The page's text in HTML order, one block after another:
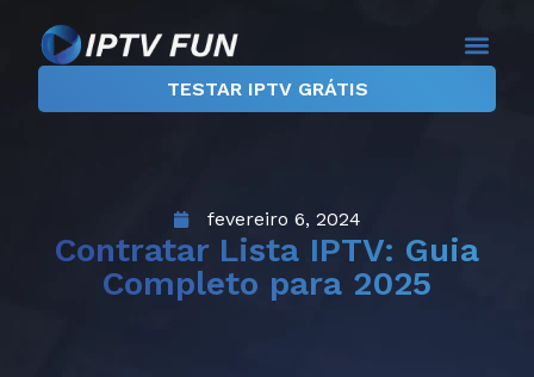
TESTAR IPTV GRÁTIS
fevereiro 6, 2024
Contratar Lista IPTV: Guia
Completo para 2025